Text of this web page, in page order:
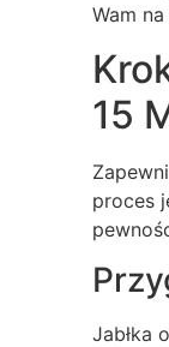
Wam
15
proces
Jabłka